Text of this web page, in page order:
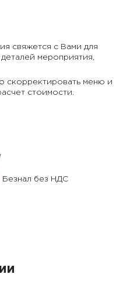
свяжется с Вами для
мероприятия,
скорректировать меню и
стоимости.
Безнал без НДС